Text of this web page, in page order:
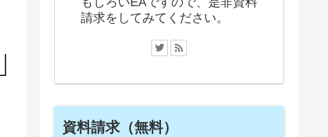
請求をしてみてください。
資料請求（無料）